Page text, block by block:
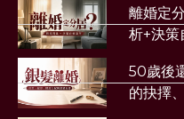
離婚定
析+決策
50歲後
的抉擇